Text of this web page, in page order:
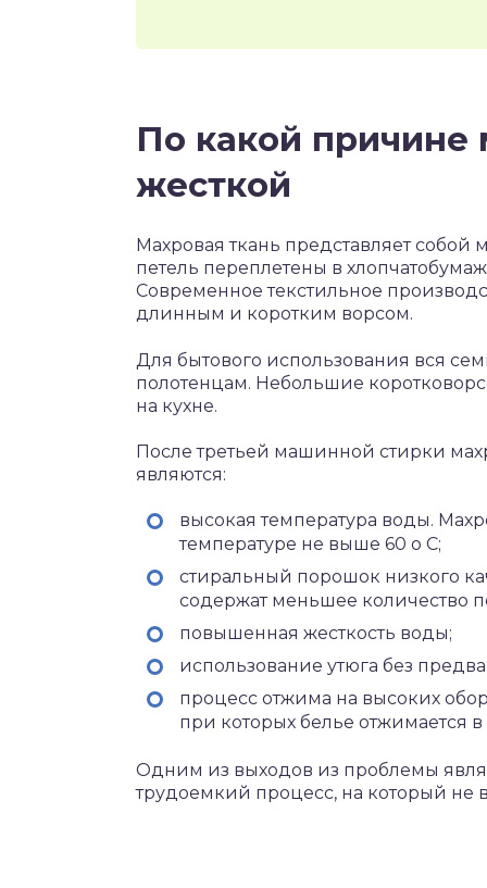
По какой причине
жесткой
Махровая ткань представляет
петель переплетены в
Современное текстильное
длинным и коротким ворсом.
Для бытового использования вся
полотенцам. Небольшие
на кухне.
После третьей машинной стирки
являются:
высокая температура воды.
температуре не выше 60 о С;
стиральный порошок низкого
содержат меньшее количество
повышенная жесткость воды;
использование утюга без
процесс отжима на высоких
при которых белье отжимается
Одним из выходов из проблемы
трудоемкий процесс, на который не